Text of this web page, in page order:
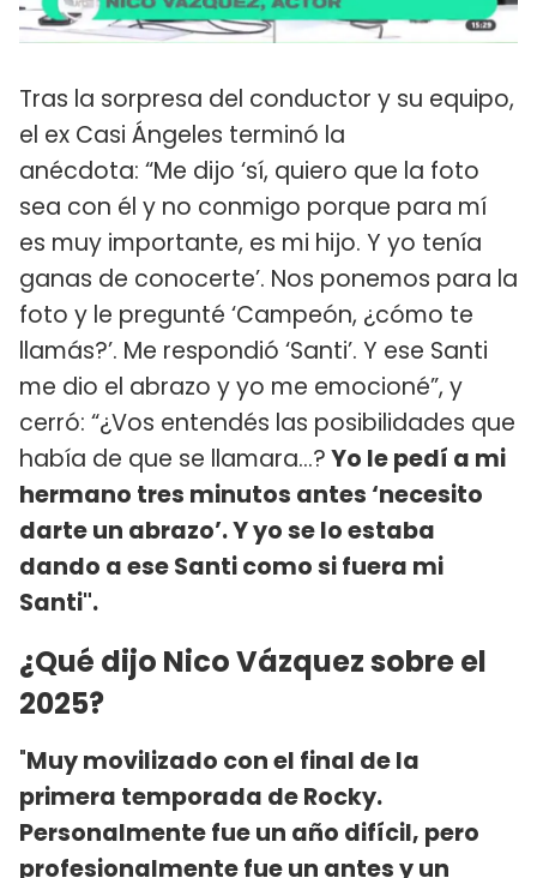
Tras la sorpresa del conductor y su equipo,
el ex Casi Ángeles terminó la
anécdota: “Me dijo ‘sí, quiero que la foto
sea con él y no conmigo porque para mí
es muy importante, es mi hijo. Y yo tenía
ganas de conocerte’. Nos ponemos para la
foto y le pregunté ‘Campeón, ¿cómo te
llamás?’. Me respondió ‘Santi’. Y ese Santi
me dio el abrazo y yo me emocioné”, y
cerró: “¿Vos entendés las posibilidades que
había de que se llamara...?Yo le pedí a mi
hermano tres minutos antes ‘necesito
darte un abrazo’. Y yo se lo estaba
dando a ese Santi como si fuera mi
Santi".
¿Qué dijo Nico Vázquez sobre el
2025?
"Muy movilizado con el final de la
primera temporada de Rocky.
Personalmente fue un año difícil, pero
profesionalmente fue un antes y un